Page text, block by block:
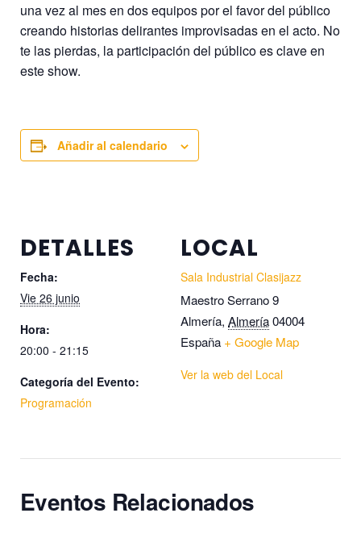
una vez al mes en dos equipos por el favor del público
creando historias delirantes improvisadas en el acto. No
te las pierdas, la participación del público es clave en
este show.
Añadir al calendario
DETALLES
Fecha:
Vie 26 junio
Hora:
20:00 - 21:15
Categoría del Evento:
Programación
LOCAL
Sala Industrial Clasijazz
Maestro Serrano 9
Almería, Almería04004
España + Google Map
Ver la web del Local
Eventos Relacionados